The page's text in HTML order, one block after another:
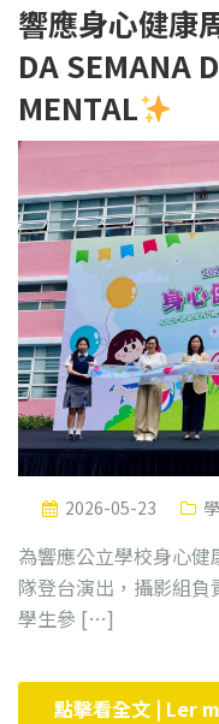
響應身心健康
DA SEMANA
MENTAL
2026-05-23
為響應公立學校身心
隊登台演出，攝影組
學生參 […]
點擊看全文 | Ler